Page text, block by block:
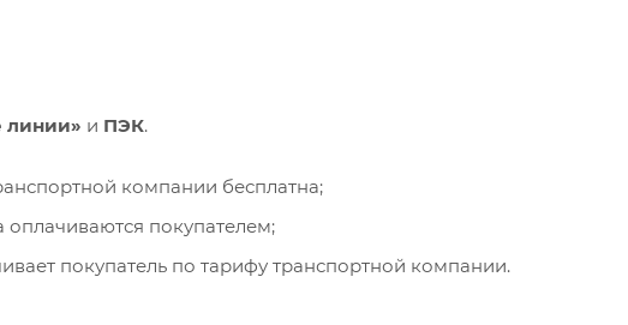
линии» и ПЭК.
компании бесплатна;
покупателем;
покупатель по тарифу транспортной компании.